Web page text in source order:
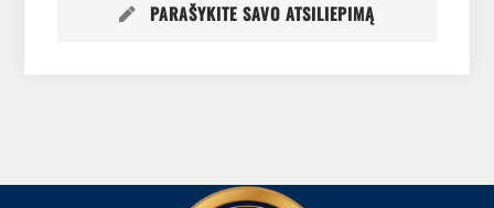
PARAŠYKITE SAVO ATSILIEPIMĄ